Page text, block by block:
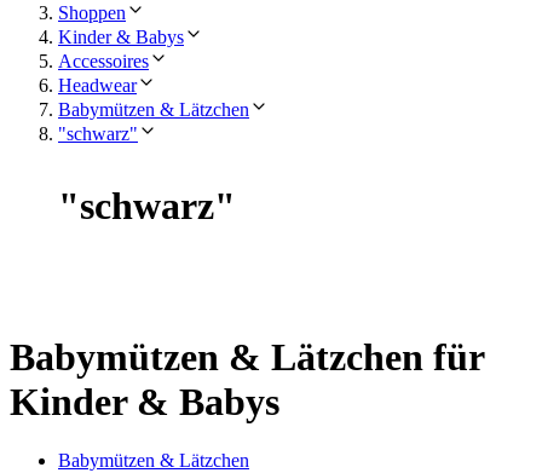
Shoppen
Kinder & Babys
Accessoires
Headwear
Babymützen & Lätzchen
"schwarz"
"schwarz"
Babymützen & Lätzchen für
Kinder & Babys
Babymützen & Lätzchen